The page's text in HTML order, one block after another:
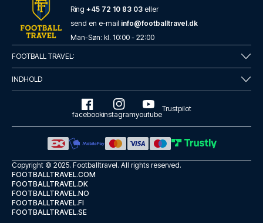
Ring +45 72 10 83 03 eller
send en e-mail info@footballtravel.dk
Man-Søn: kl. 10:00 - 22:00
FOOTBALL TRAVEL:
INDHOLD
facebookinstagramyoutube
Trustpilot
Copyright © 2025. Footballtravel. All rights reserved.
FOOTBALLTRAVEL.COM
FOOTBALLTRAVEL.DK
FOOTBALLTRAVEL.NO
FOOTBALLTRAVEL.FI
FOOTBALLTRAVEL.SE